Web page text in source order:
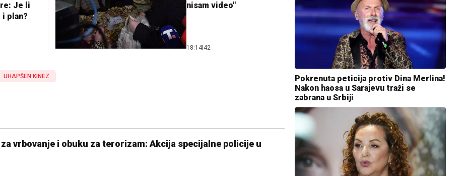
Je li
plan?
nisam video"
18:14 42
UHAPŠEN KINEZ
vrbovanje i obuku za terorizam: Akcija specijalne policije u
Pokrenuta peticija protiv Dina Merlina!
Nakon haosa u Sarajevu traži se
zabrana u Srbiji